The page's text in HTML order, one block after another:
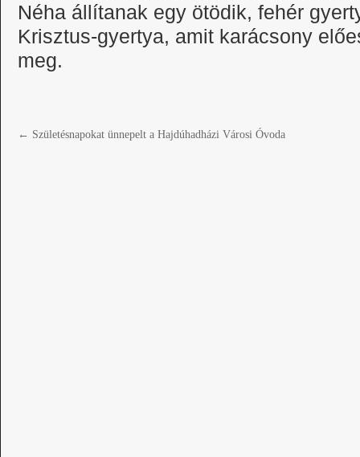
Néha állítanak egy ötödik, fehér
Krisztus-gyertya, amit karácsony
meg.
← Születésnapokat ünnepelt a Hajdúhadházi Városi Óvoda